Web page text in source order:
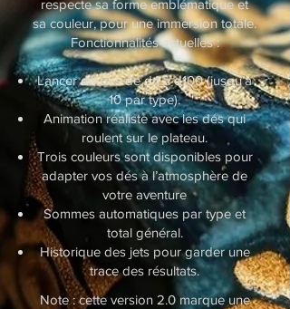
respecte sa forme emblématique et
sa couleur, pour une immersion totale.
Fonctionnalités actuelles :
Lancer de dés de d4 à d100 (jusqu’à
10 par type).
Animation réaliste avec les dés qui
roulent sur le plateau.
Trois couleurs sont disponibles pour
adapter vos dés à l’atmosphère de
votre aventure
Sommes automatiques par type et
total général.
Historique des jets pour garder une
trace des résultats.​
Note : cette version 2.0 marque une